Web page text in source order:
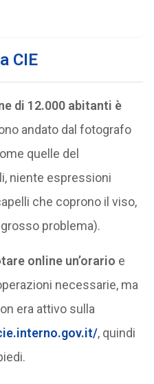
CIE
di 12.000 abitanti è
andato dal fotografo
quelle del
niente espressioni
che coprono il viso,
problema).
online un’orario e
necessarie, ma
era attivo sulla
, quindi